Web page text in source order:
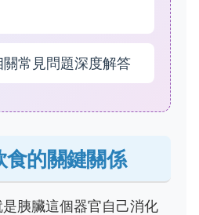
關常見問題深度解答
食的關鍵關係
胰臟這個器官自己消化